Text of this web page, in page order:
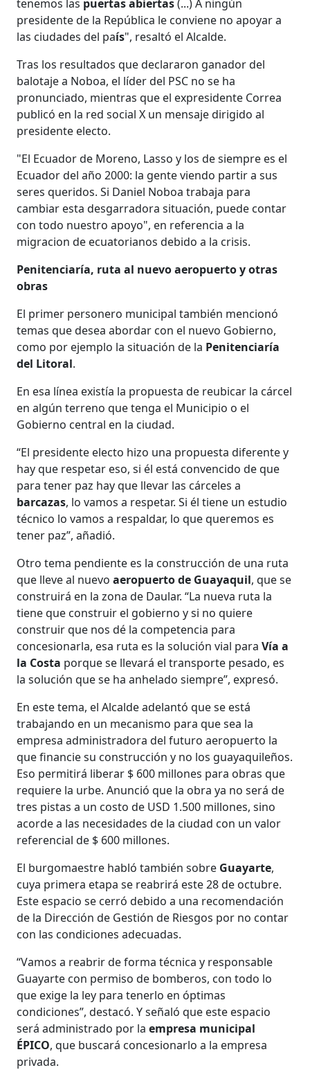
tenemos las puertas abiertas(...) A ningún
presidente de la República le conviene no apoyar a
las ciudades del país", resaltó el Alcalde.
Tras los resultados que declararon ganador del
balotaje a Noboa, el líder del PSC no se ha
pronunciado, mientras que el expresidente Correa
publicó en la red social X un mensaje dirigido al
presidente electo.
"El Ecuador de Moreno, Lasso y los de siempre es el
Ecuador del año 2000: la gente viendo partir a sus
seres queridos. Si Daniel Noboa trabaja para
cambiar esta desgarradora situación, puede contar
con todo nuestro apoyo", en referencia a la
migracion de ecuatorianos debido a la crisis.
Penitenciaría, ruta al nuevo aeropuerto y otras
obras
El primer personero municipal también mencionó
temas que desea abordar con el nuevo Gobierno,
como por ejemplo la situación de la Penitenciaría
del Litoral.
En esa línea existía la propuesta de reubicar la cárcel
en algún terreno que tenga el Municipio o el
Gobierno central en la ciudad.
“El presidente electo hizo una propuesta diferente y
hay que respetar eso, si él está convencido de que
para tener paz hay que llevar las cárceles a
barcazas, lo vamos a respetar. Si él tiene un estudio
técnico lo vamos a respaldar, lo que queremos es
tener paz”, añadió.
Otro tema pendiente es la construcción de una ruta
que lleve al nuevoaeropuerto de Guayaquil, que se
construirá en la zona de Daular. “La nueva ruta la
tiene que construir el gobierno y si no quiere
construir que nos dé la competencia para
concesionarla, esa ruta es la solución vial paraVía a
la Costa porque se llevará el transporte pesado, es
la solución que se ha anhelado siempre”, expresó.
En este tema, el Alcalde adelantó que se está
trabajando en un mecanismo para que sea la
empresa administradora del futuro aeropuerto la
que financie su construcción y no los guayaquileños.
Eso permitirá liberar $ 600 millones para obras que
requiere la urbe. Anunció que la obra ya no será de
tres pistas a un costo de USD 1.500 millones, sino
acorde a las necesidades de la ciudad con un valor
referencial de $ 600 millones.
El burgomaestre habló también sobre Guayarte,
cuya primera etapa se reabrirá este 28 de octubre.
Este espacio se cerró debido a una recomendación
de la Dirección de Gestión de Riesgos por no contar
con las condiciones adecuadas.
“Vamos a reabrir de forma técnica y responsable
Guayarte con permiso de bomberos, con todo lo
que exige la ley para tenerlo en óptimas
condiciones”, destacó. Y señaló que este espacio
será administrado por laempresa municipal
ÉPICO, que buscará concesionarlo a la empresa
privada.